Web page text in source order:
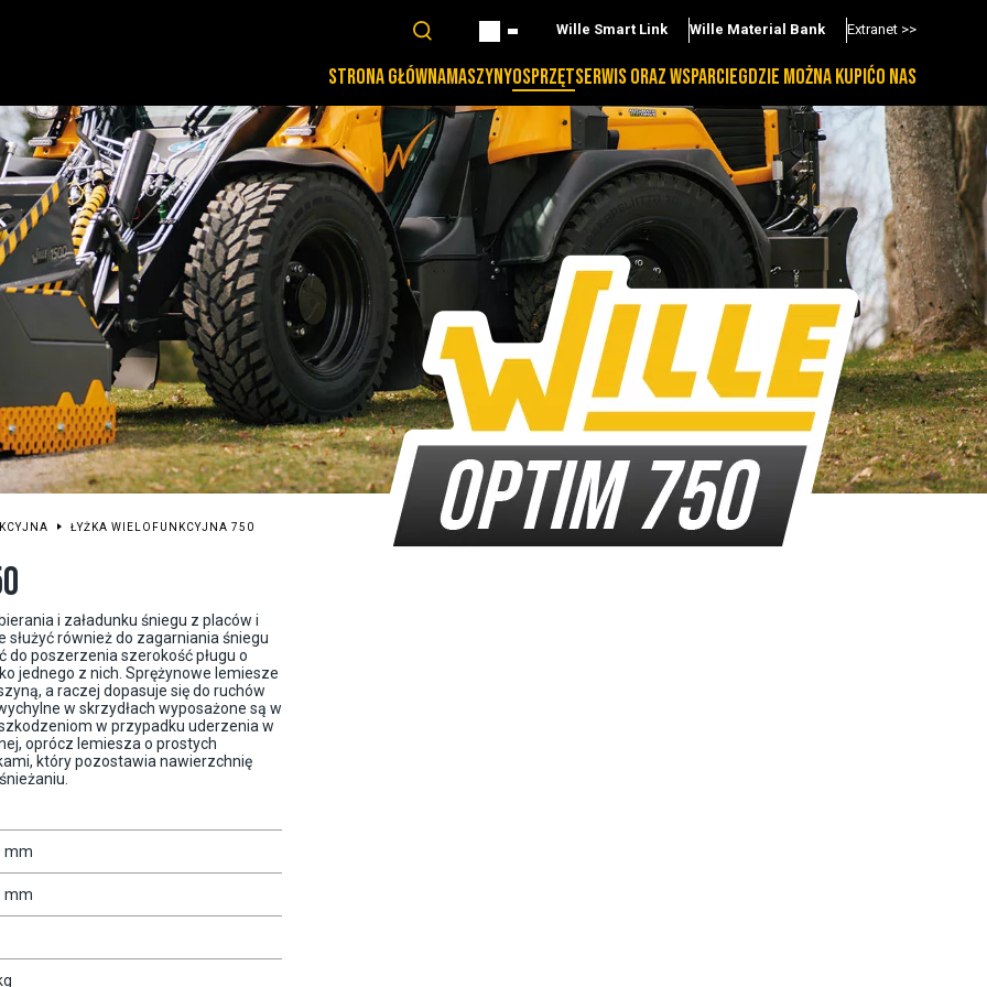
Wille Smart Link Wille Material Bank Extranet >>
STRONA GŁÓWNAMASZYNYOSPRZĘTSERWIS ORAZ WSPARCIEGDZIE MOŻNA KUPIĆO NAS
ŁYŻKA WIELOFUNKCYJNA 750
i załadunku śniegu z placów i
również do zagarniania śniegu
do poszerzenia szerokość pługu o
jednego z nich. Sprężynowe lemiesze
a raczej dopasuje się do ruchów
w skrzydłach wyposażone są w
w przypadku uderzenia w
oprócz lemiesza o prostych
który pozostawia nawierzchnię
mm
mm